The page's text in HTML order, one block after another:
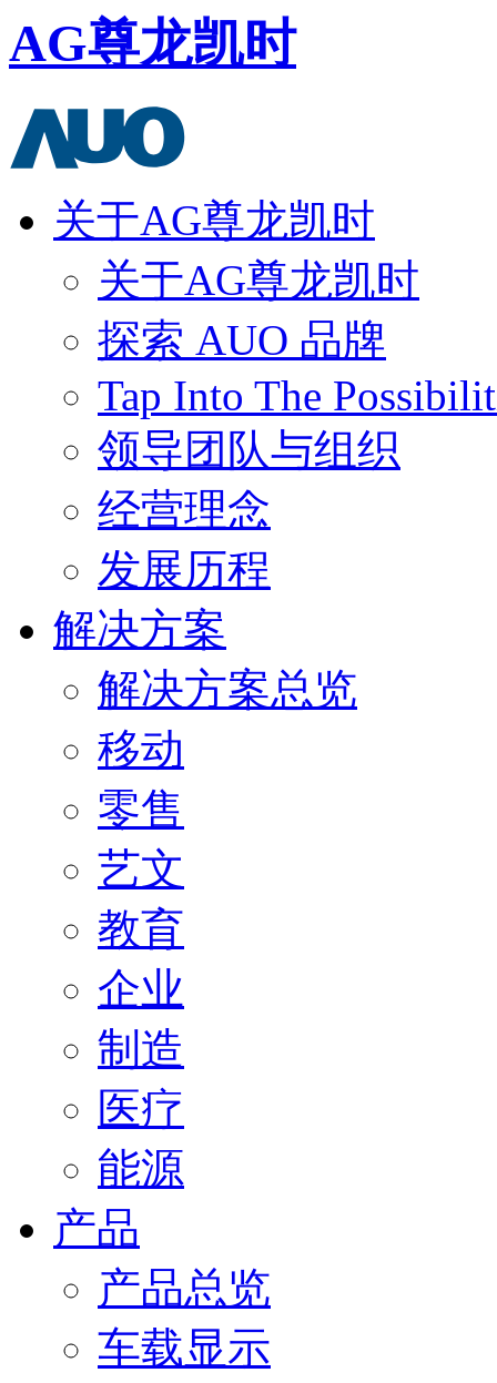
AG尊龙凯时
关于AG尊龙凯时
关于AG尊龙凯时
探索 AUO 品牌
Tap Into The
领导团队与组织
经营理念
发展历程
解决方案
解决方案总览
移动
零售
艺文
教育
企业
制造
医疗
能源
产品
产品总览
车载显示